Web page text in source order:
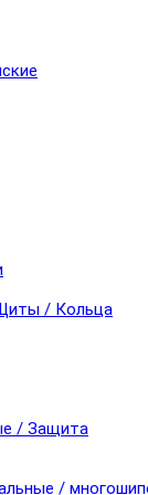
/ Кольца
/ Защита
/